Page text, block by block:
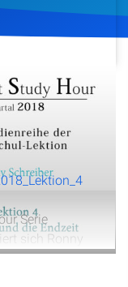
Download
Serie
sich Ronny
Endzeit. Er
in der Sendung